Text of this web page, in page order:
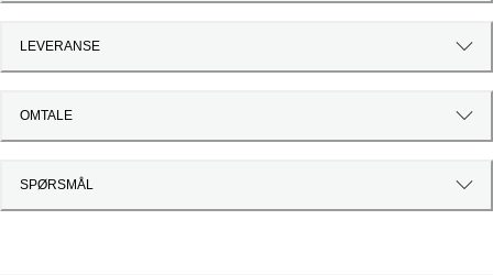
LEVERANSE
OMTALE
SPØRSMÅL